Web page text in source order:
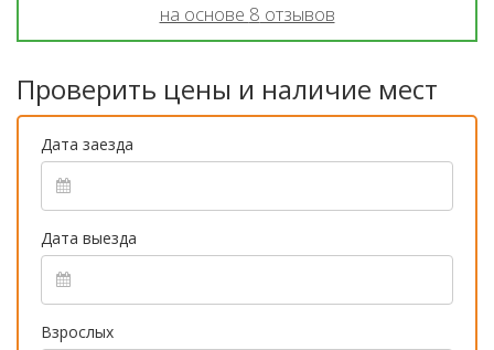
на основе 8 отзывов
Проверить цены и наличие мест
Дата заезда
Дата выезда
Взрослых